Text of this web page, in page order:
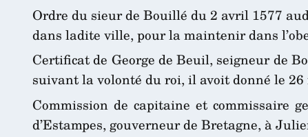
Ordre du sieur de Bouillé du 2 avril 1577
dans ladite ville, pour la maintenir dans
Certificat de George de Beuil, seigneur de
suivant la volonté du roi, il avoit donné le
Commission de capitaine et commissaire
d’Estampes, gouverneur de Bretagne, à